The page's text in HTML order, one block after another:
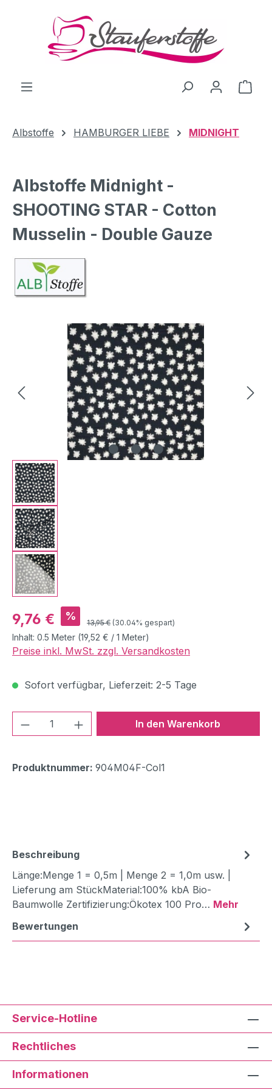
Zum Hauptinhalt springen
Albstoffe HAMBURGER LIEBE MIDNIGHT
Albstoffe Midnight -
SHOOTING STAR - Cotton
Musselin - Double Gauze
Bildergalerie überspringen
Verkaufspreis:
9,76 € % Regulärer Preis:
13,95 € (30.04% gespart)
Inhalt: 0.5 Meter (19,52 € / 1 Meter)
Preise inkl. MwSt. zzgl. Versandkosten
Sofort verfügbar, Lieferzeit: 2-5 Tage
Produkt Anzahl: Gib denIn den Warenkorb
Produktnummer: 904M04F-Col1
Beschreibung
Länge:Menge 1 = 0,5m | Menge 2 = 1,0m usw. |
Lieferung am StückMaterial:100% kbA Bio-
Baumwolle Zertifizierung:Ökotex 100 Pro… Mehr
Bewertungen
Service-Hotline
Rechtliches
Informationen